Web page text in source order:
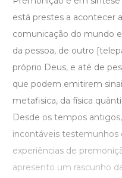
está prestes a acontecer
comunicação do mundo
da pessoa, de outro
próprio Deus, e até de
que podem emitirem
metafisica, da física
Desde os tempos
incontáveis testemunhos
experiências de
apresento um rascunho